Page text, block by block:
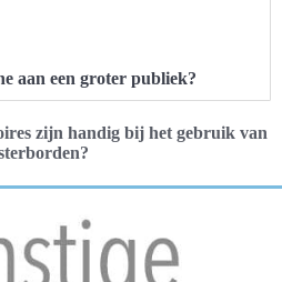
aan een groter publiek?
zijn handig bij het gebruik van